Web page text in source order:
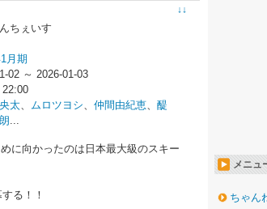
↓↓
ちぇいす
月期
02 ～ 2026-01-03
太、 ムロツヨシ、 仲間由紀恵、 醍
...
に向かったのは日本最大級のスキー
る！！
メニュ
ちゃん